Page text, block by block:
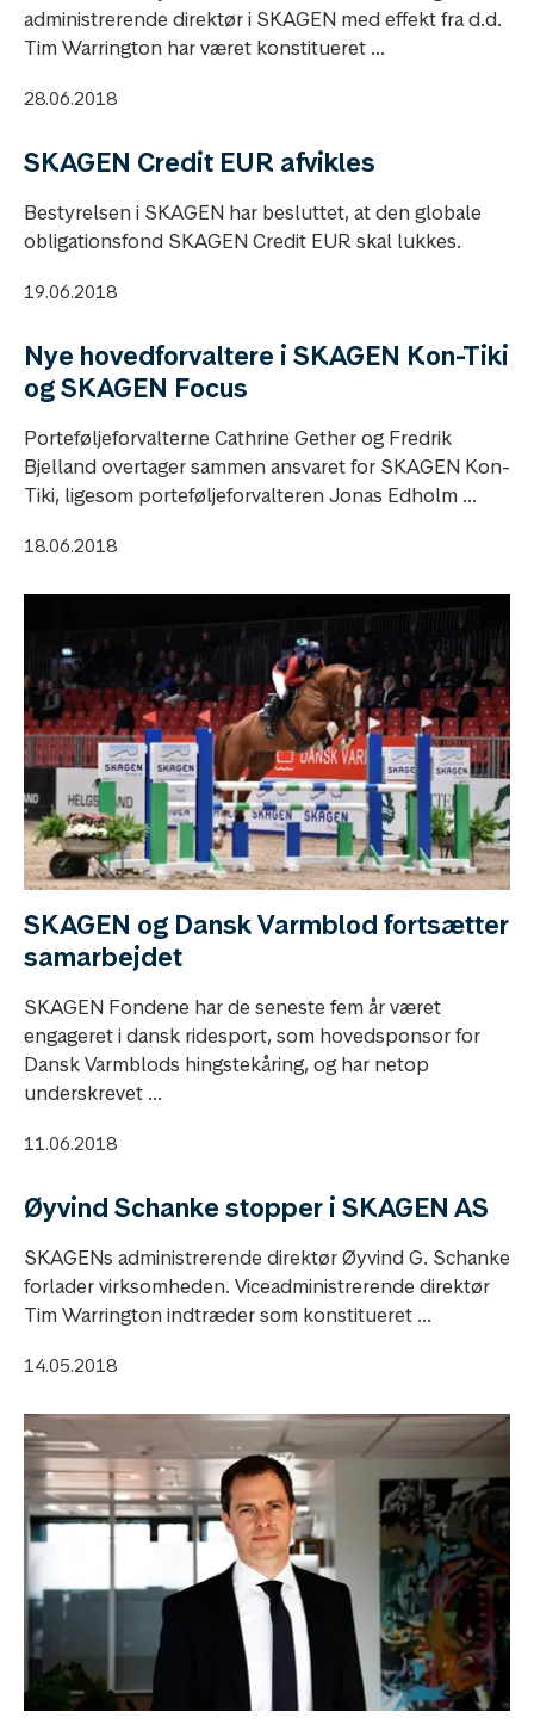
administrerende direktør i SKAGEN med effekt fra d.d.
Tim Warrington har været konstitueret ...
28.06.2018
SKAGEN Credit EUR afvikles
Bestyrelsen i SKAGEN har besluttet, at den globale
obligationsfond SKAGEN Credit EUR skal lukkes.
19.06.2018
Nye hovedforvaltere i SKAGEN Kon-Tiki
og SKAGEN Focus
Porteføljeforvalterne Cathrine Gether og Fredrik
Bjelland overtager sammen ansvaret for SKAGEN Kon-
Tiki, ligesom porteføljeforvalteren Jonas Edholm ...
18.06.2018
SKAGEN og Dansk Varmblod fortsætter
samarbejdet
SKAGEN Fondene har de seneste fem år været
engageret i dansk ridesport, som hovedsponsor for
Dansk Varmblods hingstekåring, og har netop
underskrevet ...
11.06.2018
Øyvind Schanke stopper i SKAGEN AS
SKAGENs administrerende direktør Øyvind G. Schanke
forlader virksomheden. Viceadministrerende direktør
Tim Warrington indtræder som konstitueret ...
14.05.2018